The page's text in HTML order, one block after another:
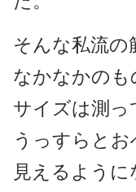
そんな私流の
なかなかのも
サイズは測っ
うっすらと
見えるように